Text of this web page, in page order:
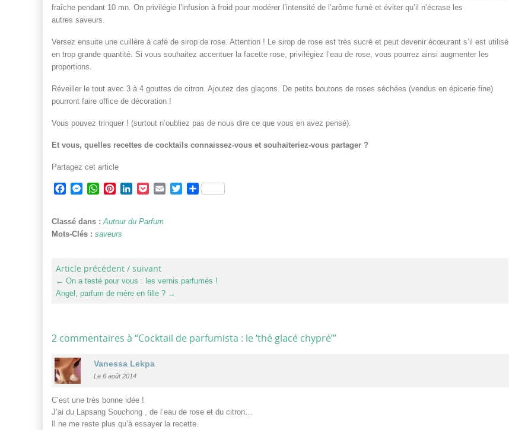
fraîche pendant 10 mn. On privilégie l’infusion à froid pour modérer l’intensité de l’arôme fumé et éviter qu’il n’écrase les
autres saveurs.
Versez ensuite une cuillère à café de sirop de rose. Attention ! Le sirop de rose est très sucré et peut devenir écœurant s’il est utilisé
en trop grande quantité. Si vous souhaitez accentuer la facette rose, privilégiez l’eau de rose, vous pourrez ainsi augmenter les
proportions.
Réveiller le tout avec 3 à 4 gouttes de citron. Ajoutez des glaçons. De petits boutons de roses séchées (vendus en épicerie fine)
pourront faire office de décoration !
Vous pouvez trinquer ! (surtout n’oubliez pas de nous dire ce que vous en avez pensé).
Et vous, quelles recettes de cocktails connaissez-vous et souhaiteriez-vous partager ?
Partagez cet article
Facebook
Messenger
WhatsApp
PinterestLinkedInPocketEmailTwitterPartager
Classé dans : Autour du Parfum
Mots-Clés : saveurs
Article précédent / suivant
← On a testé pour vous : les vernis parfumés !
Angel, parfum de mère en fille ? →
2 commentaires à “Cocktail de parfumista : le ‘thé glacé chypré’”
Vanessa Lekpa
Le 6 août 2014
C’est une très bonne idée !
J’ai du Lapsang Souchong , de l’eau de rose et du citron…
Il ne me reste plus qu’à essayer la recette.